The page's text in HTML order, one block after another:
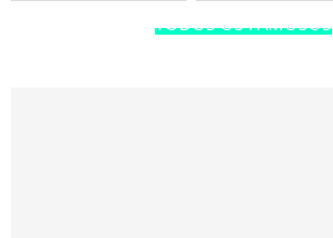
TODOS OS FAMOSOS